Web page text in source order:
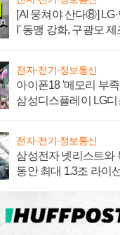
[AI 뭉쳐야 산다⑧]
I' 동맹 강화, 구광모 제
전자·전기·정보통신
아이폰18 '메모리 부
삼성디스플레이 LG
전자·전기·정보통신
삼성전자 넷리스트와
동안 최대 1.3조 라이